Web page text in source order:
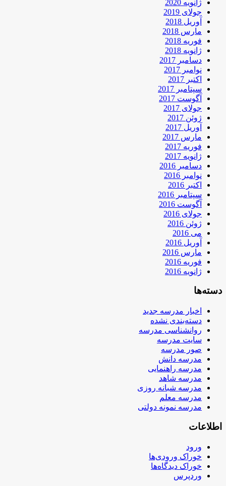
ژانویه 2020
جولای 2019
آوریل 2018
مارس 2018
فوریه 2018
ژانویه 2018
دسامبر 2017
نوامبر 2017
اکتبر 2017
سپتامبر 2017
آگوست 2017
جولای 2017
ژوئن 2017
آوریل 2017
مارس 2017
فوریه 2017
ژانویه 2017
دسامبر 2016
نوامبر 2016
اکتبر 2016
سپتامبر 2016
آگوست 2016
جولای 2016
ژوئن 2016
می 2016
آوریل 2016
مارس 2016
فوریه 2016
ژانویه 2016
دسته‌ها
اخبار مدرسه جدید
دسته‌بندی نشده
روانشناسی مدرسه
سایت مدرسه
صور مدرسه
مدرسه دانش
مدرسه راهنمایی
مدرسه شاهد
مدرسه شبانه روزی
مدرسه معلم
مدرسه نمونه دولتی
اطلاعات
ورود
خوراک ورودی‌ها
خوراک دیدگاه‌ها
وردپرس